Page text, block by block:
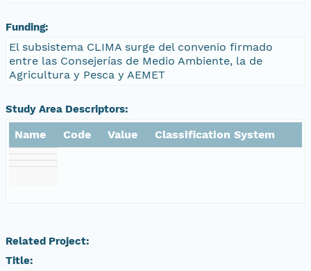
Funding:
El subsistema CLIMA surge del convenio firmado
entre las Consejerías de Medio Ambiente, la de
Agricultura y Pesca y AEMET
Study Area Descriptors:
Name Code Value Classification System
Related Project:
Title: